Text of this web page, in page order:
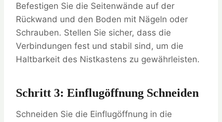
Befestigen Sie die Seitenwände auf der
Rückwand und den Boden mit Nägeln oder
Schrauben. Stellen Sie sicher, dass die
Verbindungen fest und stabil sind, um die
Haltbarkeit des Nistkastens zu gewährleisten.
Schritt 3: Einflugöffnung Schneiden
Schneiden Sie die Einflugöffnung in die